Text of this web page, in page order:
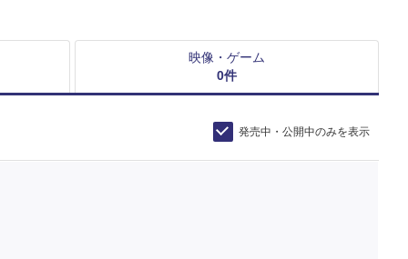
映像・ゲーム
0件
発売中・公開中のみを表示